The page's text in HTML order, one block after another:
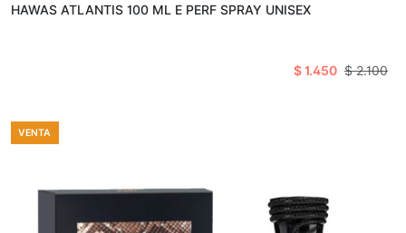
HAWAS ATLANTIS 100 ML E PERF SPRAY UNISEX
$ 1.450 $ 2.100
VENTA